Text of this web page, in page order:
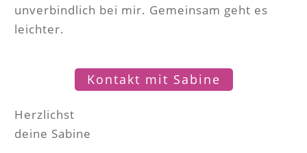
unverbindlich bei mir. Gemeinsam geht es
leichter.
Kontakt mit Sabine
Herzlichst
deine Sabine